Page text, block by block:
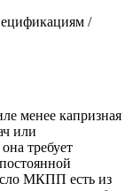
/
менее капризная
или
требует
МКПП есть из